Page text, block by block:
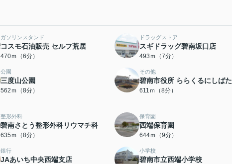
ガソリンスタンド
コスモ石油販売 セルフ荒居
470ｍ（6分）
ドラッグストア
スギドラッグ碧南坂口店
493ｍ（7分）
公園
三度山公園
562ｍ（8分）
その他
碧南市役所 ららくるにしばた
611ｍ（8分）
整形外科
碧南さとう整形外科リウマチ科
635ｍ（8分）
保育園
西端保育園
644ｍ（9分）
銀行
JAあいち中央西端支店
小学校
碧南市立西端小学校